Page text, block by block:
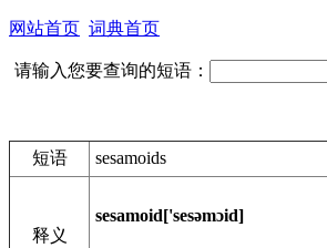
网站首页 词典首页
请输入您要查询的短语：
短语 sesamoids
释义
sesamoid['sesəmɔid]